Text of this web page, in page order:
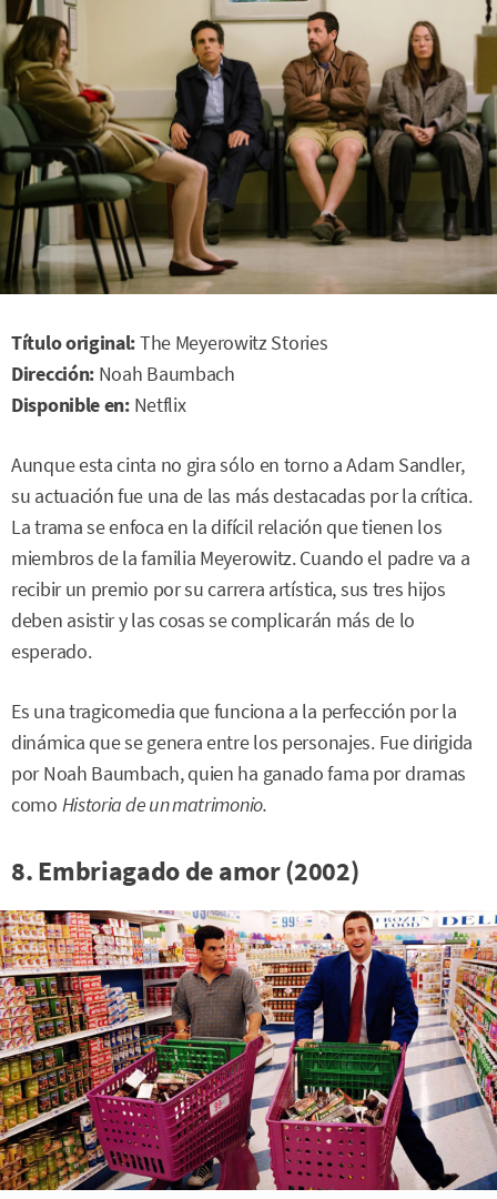
Título original:The Meyerowitz Stories
Dirección: Noah Baumbach
Disponible en: Netflix
Aunque esta cinta no gira sólo en torno a Adam Sandler,
su actuación fue una de las más destacadas por la crítica.
La trama se enfoca en la difícil relación que tienen los
miembros de la familia Meyerowitz. Cuando el padre va a
recibir un premio por su carrera artística, sus tres hijos
deben asistir y las cosas se complicarán más de lo
esperado.
Es una tragicomedia que funciona a la perfección por la
dinámica que se genera entre los personajes. Fue dirigida
por Noah Baumbach, quien ha ganado fama por dramas
como Historia de un matrimonio.
8. Embriagado de amor (2002)